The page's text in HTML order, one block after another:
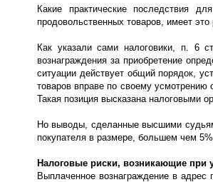
Какие практические последствия
продовольственных товаров, имеет
Как указали сами налоговики, п. 6
вознаграждения за приобретение
ситуации действует общий порядок,
товаров вправе по своему усмотрению
Такая позиция высказана налоговыми
Но выводы, сделанные высшими
покупателя в размере, большем чем 5%.
Налоговые риски, возникающие при
Выплаченное вознаграждение в